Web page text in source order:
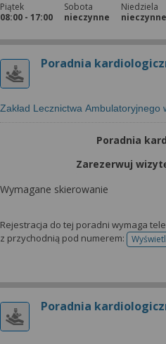
Piątek
08:00 - 17:00
Sobota
nieczynne
Niedziela
nieczynne
Poradnia
Zakład Lecznictwa Ambulatoryjnego
Poradnia
Zarezerwuj
Wymagane skierowanie
Rejestracja do tej poradni wymaga
z przychodnią pod numerem:
Poradnia